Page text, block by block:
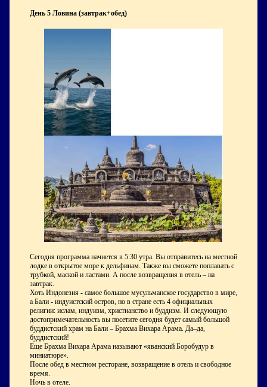
День 5 Ловина (завтрак+обед)
Сегодня программа начнется в 5:30 утра. Вы отправитесь на местной
лодке в открытое море к дельфинам. Также вы сможете поплавать с
трубкой, маской и ластами. А после возвращения в отель – на
завтрак.
Хоть Индонезия - самое большое мусульманское государство в мире,
а Бали - индуистский остров, но в стране есть 4 официальных
религии: ислам, индуизм, христианство и буддизм. И следующую
достопримечательность вы посетите сегодня будет самый большой
буддистский храм на Бали – Брахма Вихара Арама. Да–да,
буддистский!
Еще Брахма Вихара Арама называют «яванский Боробудур в
миниатюре».
После обед в местном ресторане, возвращение в отель и свободное
время.
Ночь в отеле.